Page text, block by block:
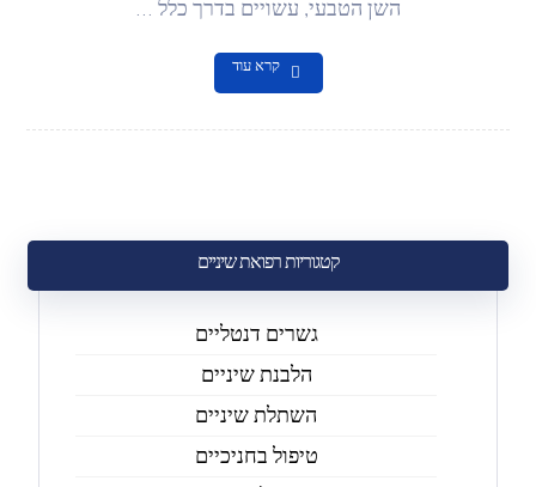
השן הטבעי, עשויים בדרך כלל ...
קרא עוד
קטגוריות רפואת שיניים
גשרים דנטליים
הלבנת שיניים
השתלת שיניים
טיפול בחניכיים